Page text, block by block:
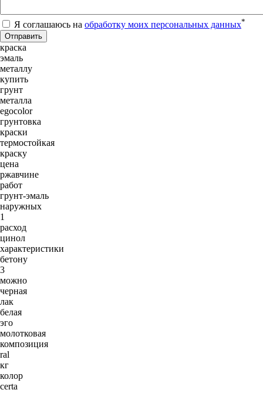
Я соглашаюсь на обработку моих персональных данных*
краска
эмаль
металлу
купить
грунт
металла
egocolor
грунтовка
краски
термостойкая
краску
цена
ржавчине
работ
грунт-эмаль
наружных
1
расход
цинол
характеристики
бетону
3
можно
черная
лак
белая
эго
молотковая
композиция
ral
кг
колор
certa